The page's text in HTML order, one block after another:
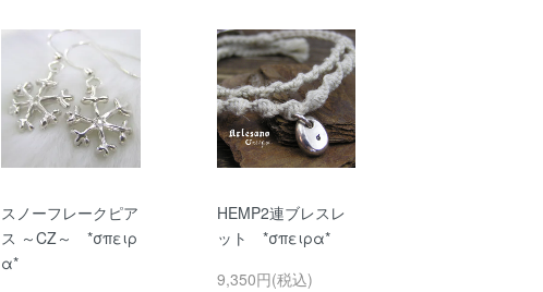
スノーフレークピア
ス ～CZ～ *σπειρ
α*
HEMP2連ブレスレ
ット *σπειρα*
9,350円(税込)